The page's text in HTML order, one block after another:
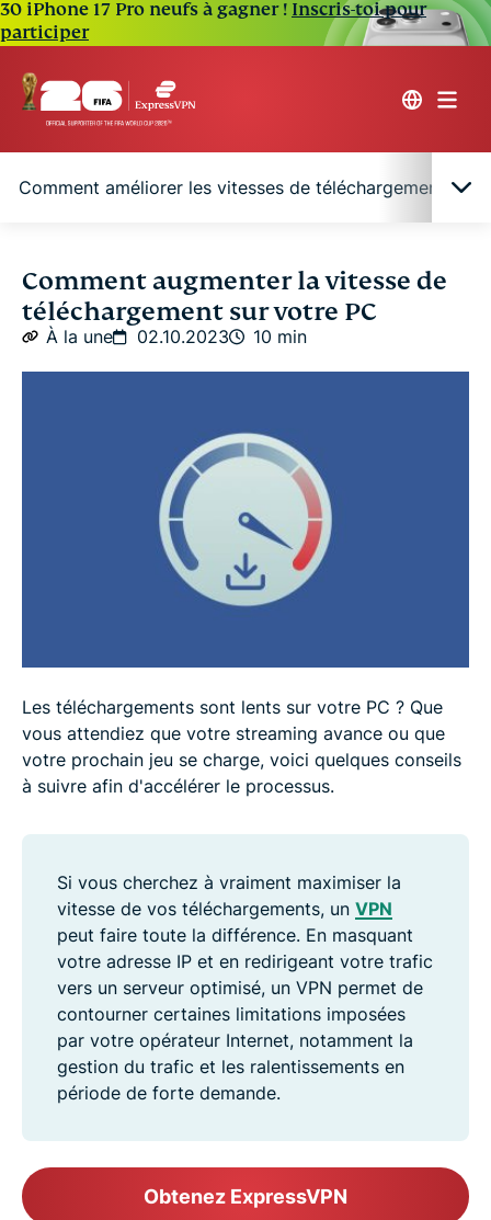
30 iPhone 17 Pro neufs à gagner ! Inscris-toi pour
participer
Comment améliorer les vitesses de téléchargement sur
5 facteurs qui peuvent affecter votre vitesse de
téléchargement
FAQ sur la vitesse de téléchargement de votre PC
Comment augmenter la vitesse de
téléchargement sur votre PC
À la une 02.10.2023 10 min
Les téléchargements sont lents sur votre PC ? Que
vous attendiez que votre streaming avance ou que
votre prochain jeu se charge, voici quelques conseils
à suivre afin d'accélérer le processus.
Si vous cherchez à vraiment maximiser la
vitesse de vos téléchargements, un VPN
peut faire toute la différence. En masquant
votre adresse IP et en redirigeant votre trafic
vers un serveur optimisé, un VPN permet de
contourner certaines limitations imposées
par votre opérateur Internet, notamment la
gestion du trafic et les ralentissements en
période de forte demande.
Obtenez ExpressVPN